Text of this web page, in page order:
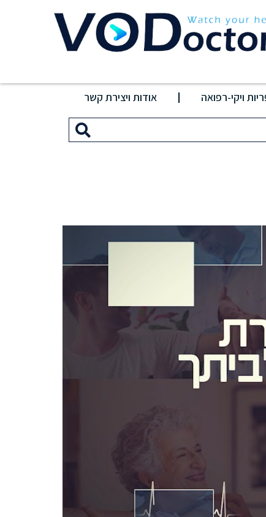
ויקי-רפואה אודות ויצירת קשר